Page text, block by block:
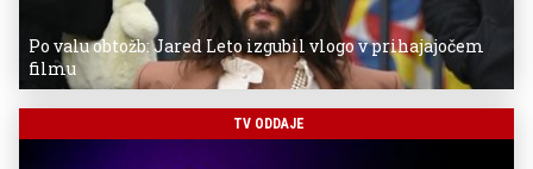
Po valu obtožb: Jared Leto izgubil vlogo v prihajajočem
filmu
TV ODDAJE